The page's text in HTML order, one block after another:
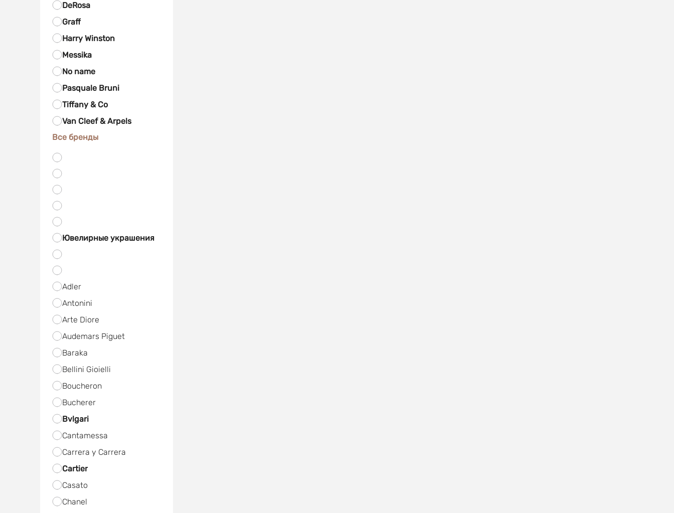
DeRosa
Graff
Harry Winston
Messika
No name
Pasquale Bruni
Tiffany & Co
Van Cleef & Arpels
Все бренды
Ювелирные украшения
Adler
Antonini
Arte Diore
Audemars Piguet
Baraka
Bellini Gioielli
Boucheron
Bucherer
Bvlgari
Cantamessa
Carrera y Carrera
Cartier
Casato
Chanel